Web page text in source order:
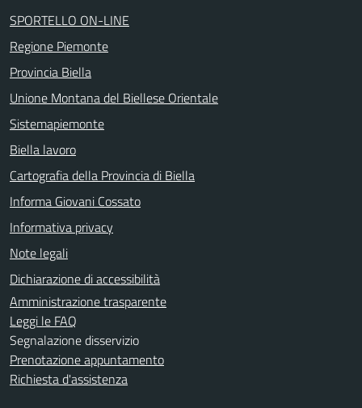
SPORTELLO ON-LINE
Regione Piemonte
Provincia Biella
Unione Montana del Biellese Orientale
Sistemapiemonte
Biella lavoro
Cartografia della Provincia di Biella
Informa Giovani Cossato
Informativa privacy
Note legali
Dichiarazione di accessibilità
Amministrazione trasparente
Leggi le FAQ
Segnalazione disservizio
Prenotazione appuntamento
Richiesta d'assistenza